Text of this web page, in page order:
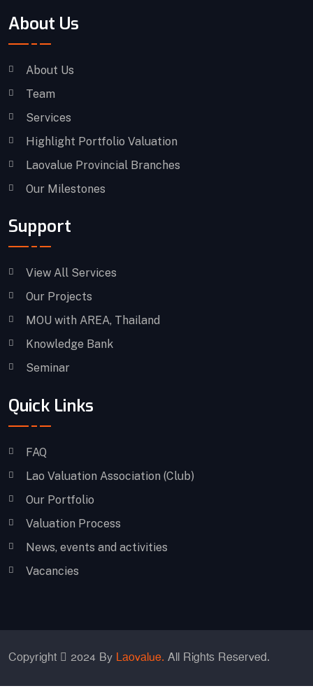
About Us
About Us
Team
Services
Highlight Portfolio Valuation
Laovalue Provincial Branches
Our Milestones
Support
View All Services
Our Projects
MOU with AREA, Thailand
Knowledge Bank
Seminar
Quick Links
FAQ
Lao Valuation Association (Club)
Our Portfolio
Valuation Process
News, events and activities
Vacancies
Copyright 2024 By Laovalue. All Rights Reserved.